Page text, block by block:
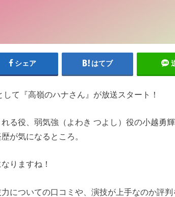
シェア はてブ
て『高嶺のハナさん』が放送スタート！
る役、弱気強（よわき つよし）役の小越勇
が気になるところ。
りますね！
についての口コミや、演技が上手なのか評